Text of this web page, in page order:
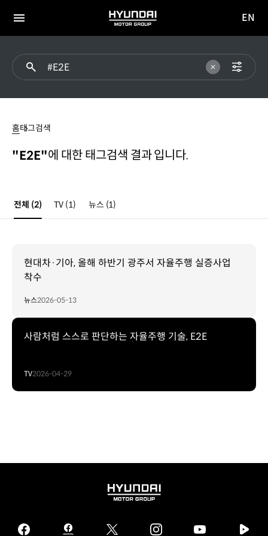
전체
HYUNDAI
MOTOR
이동
EN
홈태그검색
"E2E"에 대한 태그검색 결과 입니다.
전체 (2) TV (1) 뉴스 (1)
현대차·기아, 올해 하반기 광주서 자율주행 실증사업
착수
뉴스2026-05-13
사람처럼 스스로 판단하는 자율주행 기술, E2E
TV2026-04-29
HYUNDAI
GROUP